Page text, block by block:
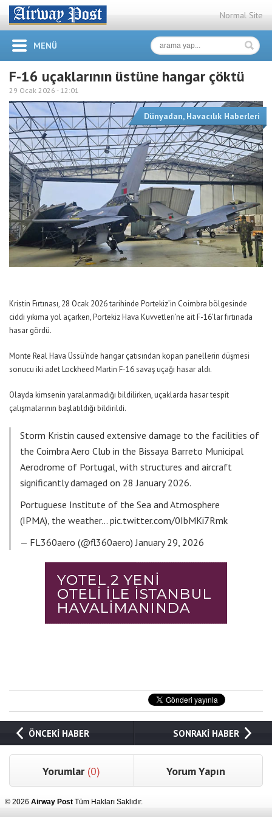
Normal Site
MENÜ
F-16 uçaklarının üstüne hangar çöktü
29 Ocak 2026 - 12:01
Dünyadan, Havacılık Haberleri
Kristin Fırtınası, 28 Ocak 2026 tarihinde Portekiz’in Coimbra bölgesinde
ciddi yıkıma yol açarken, Portekiz Hava Kuvvetleri’ne ait F-16’lar fırtınada
hasar gördü.
Monte Real Hava Üssü’nde hangar çatısından kopan panellerin düşmesi
sonucu iki adet Lockheed Martin F-16 savaş uçağı hasar aldı.
Olayda kimsenin yaralanmadığı bildilirken, uçaklarda hasar tespit
çalışmalarının başlatıldığı bildirildi.
Storm Kristin caused extensive damage to the facilities of
the Coimbra Aero Club in the Bissaya Barreto Municipal
Aerodrome of Portugal, with structures and aircraft
significantly damaged on 28 January 2026.
Portuguese Institute of the Sea and Atmosphere
(IPMA), the weather… pic.twitter.com/0IbMKi7Rmk
— FL360aero (@fl360aero)January 29, 2026
ÖNCEKİ HABER SONRAKİ HABER
Yorumlar (0) Yorum Yapın
© 2026 Airway Post Tüm Hakları Saklıdır.